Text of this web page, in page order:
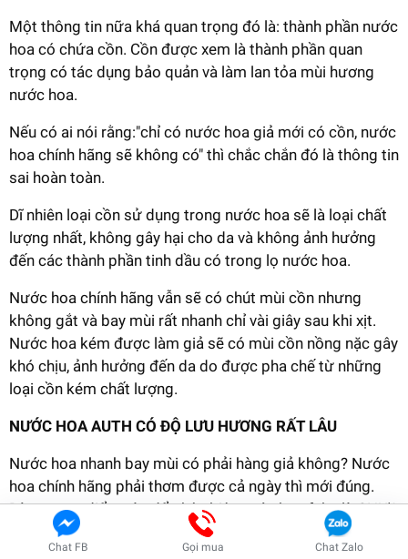
Một thông tin nữa khá quan trọng đó là: thành phần nước
hoa có chứa cồn. Cồn được xem là thành phần quan
trọng có tác dụng bảo quản và làm lan tỏa mùi hương
nước hoa.
Nếu có ai nói rằng:"chỉ có nước hoa giả mới có cồn, nước
hoa chính hãng sẽ không có" thì chắc chắn đó là thông tin
sai hoàn toàn.
Dĩ nhiên loại cồn sử dụng trong nước hoa sẽ là loại chất
lượng nhất, không gây hại cho da và không ảnh hưởng
đến các thành phần tinh dầu có trong lọ nước hoa.
Nước hoa chính hãng vẫn sẽ có chút mùi cồn nhưng
không gắt và bay mùi rất nhanh chỉ vài giây sau khi xịt.
Nước hoa kém được làm giả sẽ có mùi cồn nồng nặc gây
khó chịu, ảnh hưởng đến da do được pha chế từ những
loại cồn kém chất lượng.
NƯỚC HOA AUTH CÓ ĐỘ LƯU HƯƠNG RẤT LÂU
Nước hoa nhanh bay mùi có phải hàng giả không? Nước
hoa chính hãng phải thơm được cả ngày thì mới đúng.
Dùng quan điểm này để phân biệt nước hoa fake là CHƯA
CHÍNH XÁC.
Chat FB Gọi mua Chat Zalo
Xem ngay DEAL HOT !!!